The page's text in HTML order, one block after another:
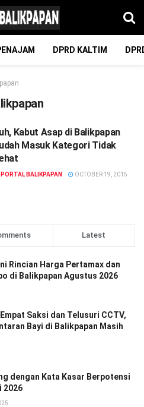
DPRD KALTIM
Kabut Asap di Balikpapan
Masuk Kategori Tidak
PORTAL BALIKPAPAN OCTOBER 19, 2015
Latest
Rincian Harga Pertamax dan
di Balikpapan Agustus 2026
Saksi dan Telusuri CCTV,
Bayi di Balikpapan Masih
dengan Kata Kasar Berpotensi
2026